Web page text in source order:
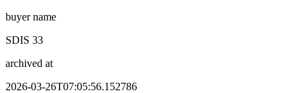
buyer name
SDIS 33
archived at
2026-03-26T07:05:56.152786